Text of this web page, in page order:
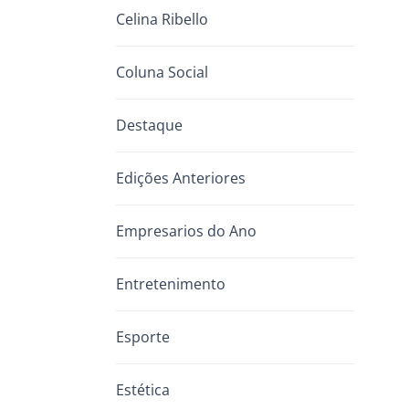
Celina Ribello
Coluna Social
Destaque
Edições Anteriores
Empresarios do Ano
Entretenimento
Esporte
Estética